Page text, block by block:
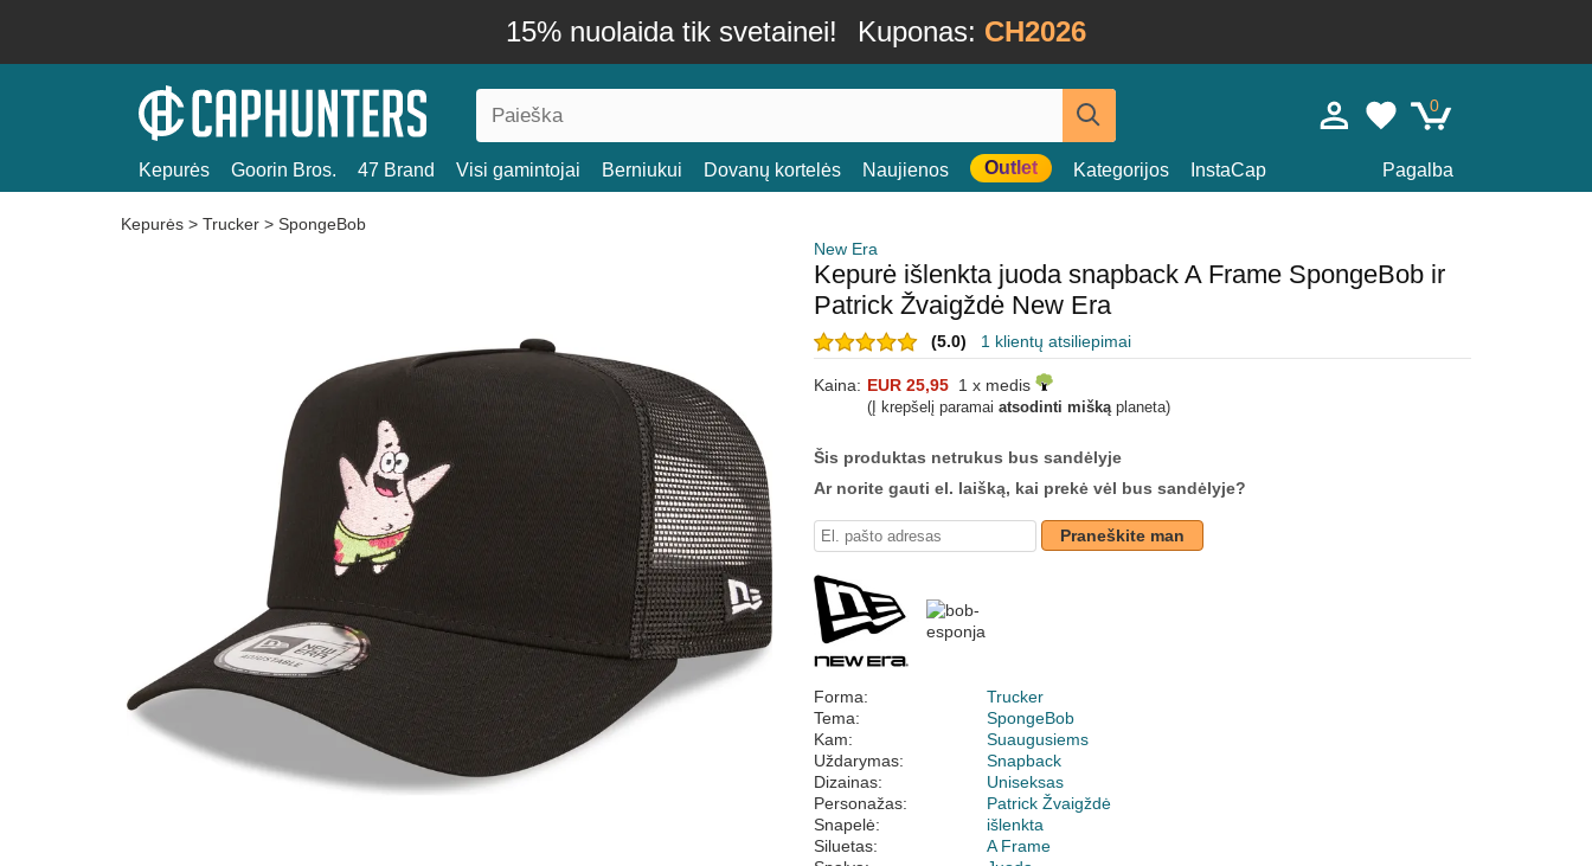
15% nuolaida tik svetainei! Kuponas: CH2026
0
Kepurės Goorin Bros. 47 Brand Visi gamintojai Berniukui Dovanų kortelės Naujienos Outlet Kategorijos InstaCap Pagalba
Kepurės > Trucker > SpongeBob
New Era
Kepurė išlenkta juoda snapback A Frame SpongeBob ir
Patrick Žvaigždė New Era
(5.0) 1 klientų atsiliepimai
Kaina: EUR 25,95 1 x medis
(Į krepšelį paramai atsodinti miškąplaneta)
Šis produktas netrukus bus sandėlyje
Ar norite gauti el. laišką, kai prekė vėl bus sandėlyje?
Praneškite man
Forma:
Trucker
Tema:
SpongeBob
Kam:
Suaugusiems
Uždarymas:
Snapback
Dizainas:
Uniseksas
Personažas:
Patrick Žvaigždė
Snapelė:
išlenkta
Siluetas:
A Frame